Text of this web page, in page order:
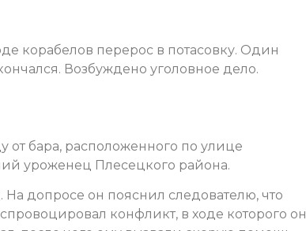
корабелов перерос в потасовку. Один
Возбуждено уголовное дело.
бара, расположенного по улице
уроженец Плесецкого района.
допросе он пояснил следователю, что
конфликт, в ходе которого он